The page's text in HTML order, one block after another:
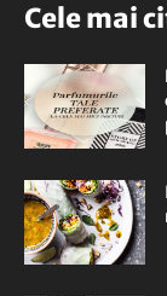
Cele mai